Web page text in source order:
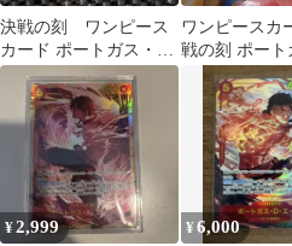
決戦の刻 ワンピース
カード ポートガス・
D・エース SEC
ワンピース
戦の刻 ポート
D・エース
¥2,999 ¥6,000